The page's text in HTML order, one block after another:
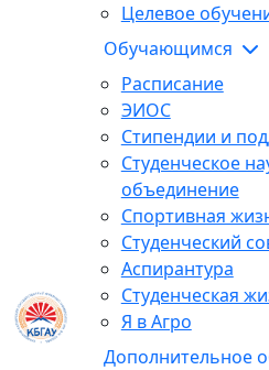
Целевое
Обучающимся
Расписание
ЭИОС
Стипендии и
Студенческое
объединение
Спортивная
Студенческий
Аспирантура
Студенческая
Я в Агро
Дополнительное